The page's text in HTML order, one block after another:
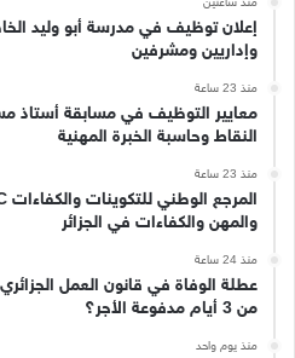
إعلان توظيف في مدرسة أبو وليد
وإداريين ومشرفين
منذ 23 ساعة
معايير التوظيف في مسابقة أستاذ
النقاط وحاسبة الخبرة المهنية
منذ 23 ساعة
والمهن والكفاءات في الجزائر
منذ 24 ساعة
من 3 أيام مدفوعة الأجر؟
منذ يوم واحد